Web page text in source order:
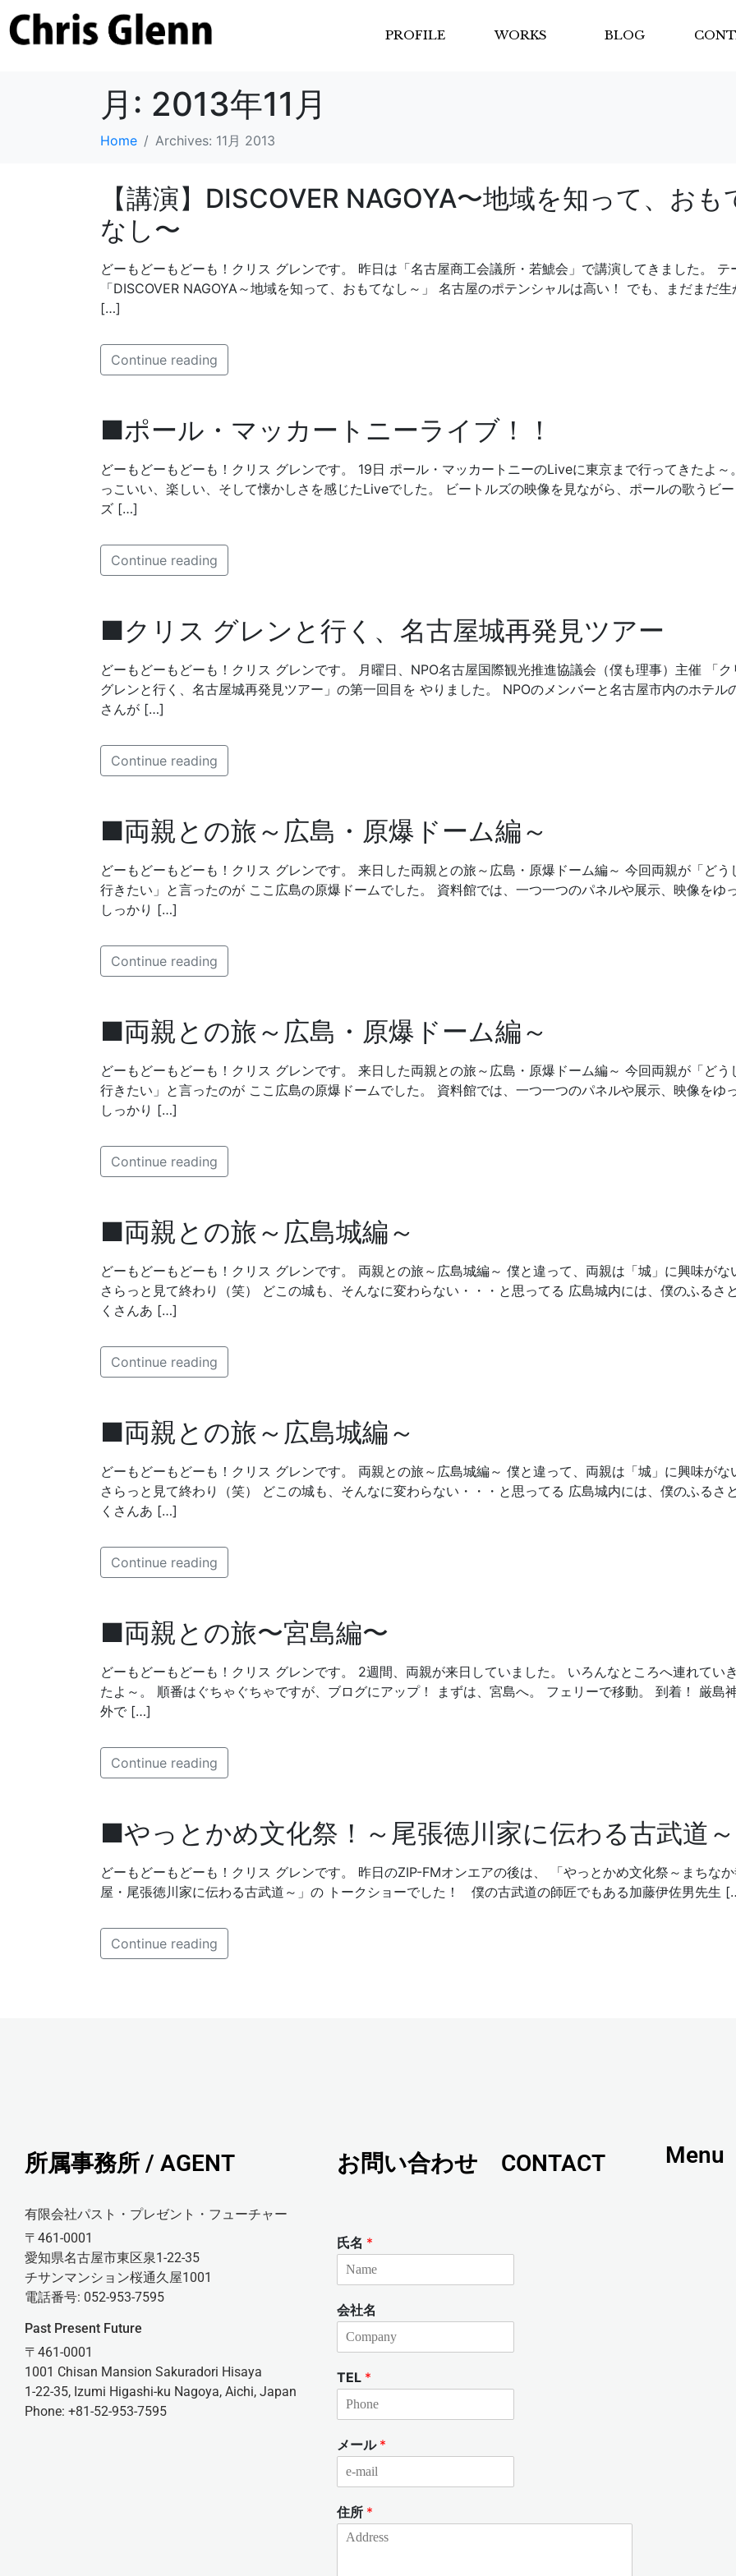
PROFILE WORKS BLOG
月: 2013年11月
Home Archives: 11月 2013
【講演】DISCOVER NAGOYA〜地域を知って、おも
なし〜
どーもどーもどーも！クリス グレンです。 昨日は「名古屋商工会議所・若鯱会」で講演してきました。 テ
「DISCOVER NAGOYA～地域を知って、おもてなし～」 名古屋のポテンシャルは高い！ でも、まだまだ生
[…]
Continue reading
■ポール・マッカートニーライブ！！
どーもどーもどーも！クリス グレンです。 19日 ポール・マッカートニーのLiveに東京まで行ってきたよ～
っこいい、楽しい、そして懐かしさを感じたLiveでした。 ビートルズの映像を見ながら、ポールの歌うビ
ズ […]
Continue reading
■クリス グレンと行く、名古屋城再発見ツアー
どーもどーもどーも！クリス グレンです。 月曜日、NPO名古屋国際観光推進協議会（僕も理事）主催 「ク
グレンと行く、名古屋城再発見ツアー」の第一回目を やりました。 NPOのメンバーと名古屋市内のホテル
さんが […]
Continue reading
■両親との旅～広島・原爆ドーム編～
どーもどーもどーも！クリス グレンです。 来日した両親との旅～広島・原爆ドーム編～ 今回両親が「どう
行きたい」と言ったのが ここ広島の原爆ドームでした。 資料館では、一つ一つのパネルや展示、映像をゆ
しっかり […]
Continue reading
■両親との旅～広島・原爆ドーム編～
どーもどーもどーも！クリス グレンです。 来日した両親との旅～広島・原爆ドーム編～ 今回両親が「どう
行きたい」と言ったのが ここ広島の原爆ドームでした。 資料館では、一つ一つのパネルや展示、映像をゆ
しっかり […]
Continue reading
■両親との旅～広島城編～
どーもどーもどーも！クリス グレンです。 両親との旅～広島城編～ 僕と違って、両親は「城」に興味がな
さらっと見て終わり（笑） どこの城も、そんなに変わらない・・・と思ってる 広島城内には、僕のふるさ
くさんあ […]
Continue reading
■両親との旅～広島城編～
どーもどーもどーも！クリス グレンです。 両親との旅～広島城編～ 僕と違って、両親は「城」に興味がな
さらっと見て終わり（笑） どこの城も、そんなに変わらない・・・と思ってる 広島城内には、僕のふるさ
くさんあ […]
Continue reading
■両親との旅〜宮島編〜
どーもどーもどーも！クリス グレンです。 2週間、両親が来日していました。 いろんなところへ連れてい
たよ～。 順番はぐちゃぐちゃですが、ブログにアップ！ まずは、宮島へ。 フェリーで移動。 到着！ 厳島神
外で […]
Continue reading
■やっとかめ文化祭！～尾張徳川家に伝わる古武道～
どーもどーもどーも！クリス グレンです。 昨日のZIP-FMオンエアの後は、 「やっとかめ文化祭～まちな
屋・尾張徳川家に伝わる古武道～」の トークショーでした！ 僕の古武道の師匠でもある加藤伊佐男先生
Continue reading
所属事務所 / AGENT
有限会社パスト・プレゼント・フューチャー
〒461-0001
愛知県名古屋市東区泉1-22-35
チサンマンション桜通久屋1001
電話番号: 052-953-7595
Past Present Future
〒461-0001
1001 Chisan Mansion Sakuradori Hisaya
1-22-35, Izumi Higashi-ku Nagoya, Aichi, Japan
Phone: +81-52-953-7595
お問い合わせ CONTACT
氏名 *
会社名
TEL *
メール *
住所 *
Menu